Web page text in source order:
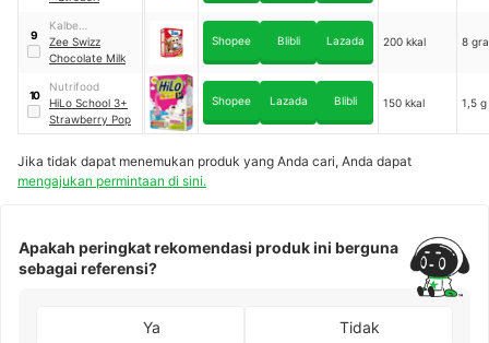
9
Kalbe
Nutritionals
Zee Swizz
Chocolate Milk
Shopee Blibli Lazada 200 kkal 8
10
Nutrifood
HiLo School 3+
Strawberry Pop
Shopee Lazada Blibli 150 kkal 1,5 g
Jika tidak dapat menemukan produk yang Anda cari, Anda dapat
mengajukan permintaan di sini.
Apakah peringkat rekomendasi produk ini berguna
sebagai referensi?
Ya Tidak